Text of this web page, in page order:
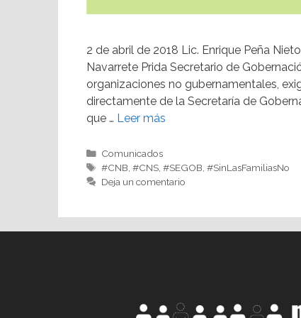
2 de abril de 2018 Lic. Enrique Peña
Navarrete Prida Secretario de
organizaciones no gubernamentales,
directamente de la Secretaría de
que … Leer más
Comunicados
#CNB ,#CNS ,#SEGOB ,#SinLasFamiliasNo
Deja un comentario